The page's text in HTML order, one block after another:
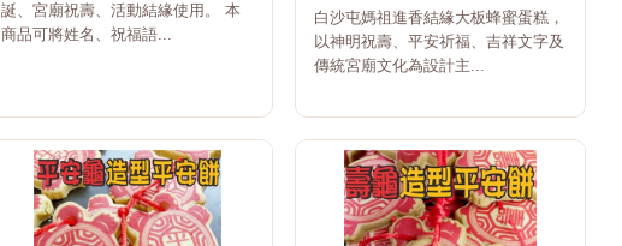
誕、宮廟祝壽、活動結緣使用。 本
商品可將姓名、祝福語...
白沙屯媽祖進香結緣大板蜂蜜蛋糕，
以神明祝壽、平安祈福、吉祥文字及
傳統宮廟文化為設計主...